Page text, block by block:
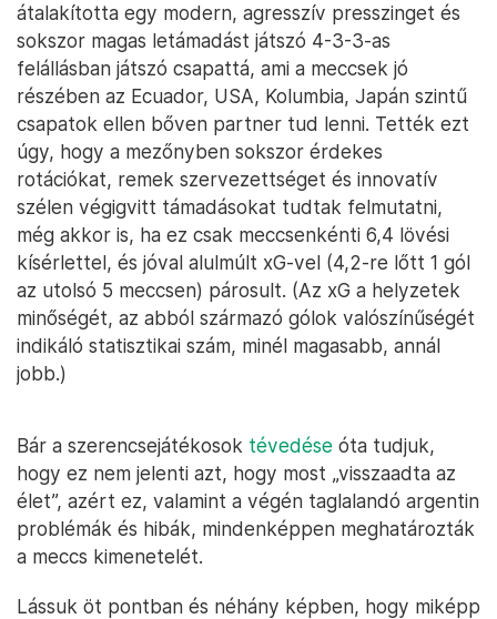
átalakította egy modern, agresszív presszinget és
sokszor magas letámadást játszó 4-3-3-as
felállásban játszó csapattá, ami a meccsek jó
részében az Ecuador, USA, Kolumbia, Japán szintű
csapatok ellen bőven partner tud lenni. Tették ezt
úgy, hogy a mezőnyben sokszor érdekes
rotációkat, remek szervezettséget és innovatív
szélen végigvitt támadásokat tudtak felmutatni,
még akkor is, ha ez csak meccsenkénti 6,4 lövési
kísérlettel, és jóval alulmúlt xG-vel (4,2-re lőtt 1 gól
az utolsó 5 meccsen) párosult. (Az xG a helyzetek
minőségét, az abból származó gólok valószínűségét
indikáló statisztikai szám, minél magasabb, annál
jobb.)
Bár a szerencsejátékosok tévedése óta tudjuk,
hogy ez nem jelenti azt, hogy most „visszaadta az
élet”, azért ez, valamint a végén taglalandó argentin
problémák és hibák, mindenképpen meghatározták
a meccs kimenetelét.
Lássuk öt pontban és néhány képben, hogy miképp